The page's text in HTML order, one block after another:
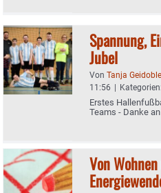
Spannung,
Jubel
Von Tanja
11:56 | Kategorien:
Erstes
Teams - Danke
Von